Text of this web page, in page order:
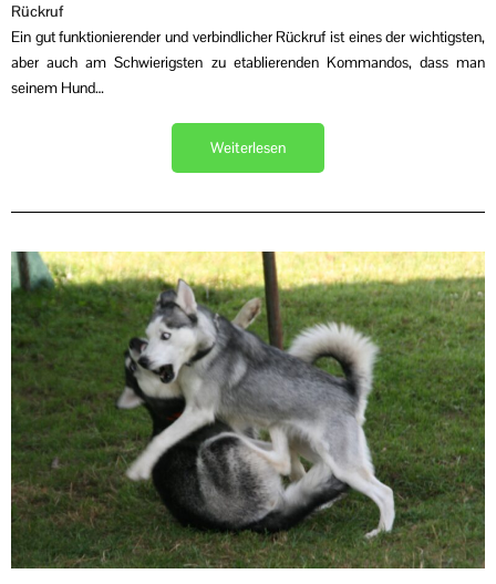
Rückruf
Ein gut funktionierender und verbindlicher Rückruf ist eines der wichtigsten,
aber auch am Schwierigsten zu etablierenden Kommandos, dass man
seinem Hund…
Weiterlesen